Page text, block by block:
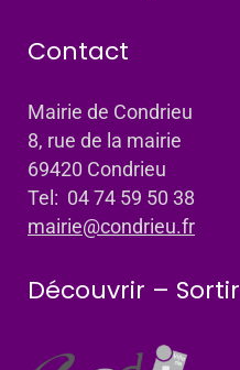
Contact
Mairie de Condrieu
8, rue de la mairie
69420 Condrieu
Tel: 04 74 59 50 38
mairie@condrieu.fr
Découvrir – Sortir